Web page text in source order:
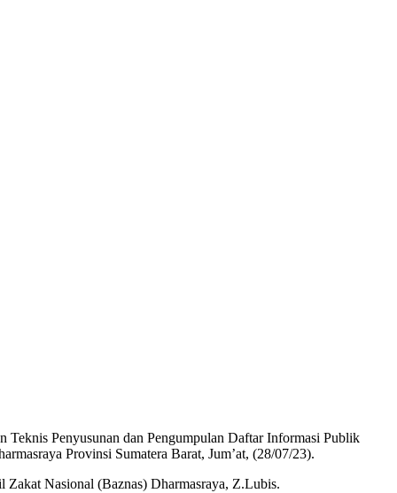
Penyusunan dan Pengumpulan Daftar Informasi Publik
Provinsi Sumatera Barat, Jum’at, (28/07/23).
Nasional (Baznas) Dharmasraya, Z.Lubis.